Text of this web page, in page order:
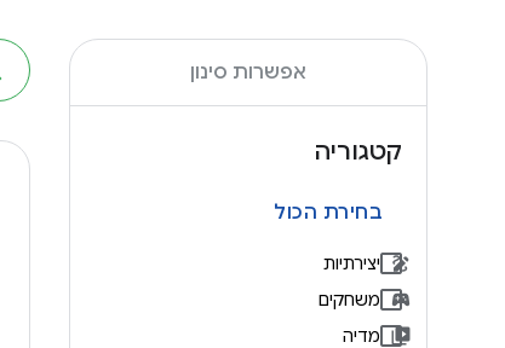
אפשרות סינון
קטגוריה
בחירת הכול
יצירתיות
משחקים
מדיה